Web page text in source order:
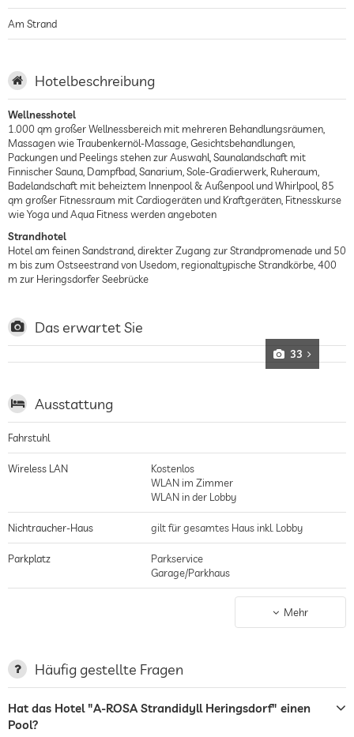
Am Strand
Hotelbeschreibung
Wellnesshotel
1.000 qm großer Wellnessbereich mit mehreren Behandlungsräumen,
Massagen wie Traubenkernöl-Massage, Gesichtsbehandlungen,
Packungen und Peelings stehen zur Auswahl, Saunalandschaft mit
Finnischer Sauna, Dampfbad, Sanarium, Sole-Gradierwerk, Ruheraum,
Badelandschaft mit beheiztem Innenpool & Außenpool und Whirlpool, 85
qm großer Fitnessraum mit Cardiogeräten und Kraftgeräten, Fitnesskurse
wie Yoga und Aqua Fitness werden angeboten
Strandhotel
Hotel am feinen Sandstrand, direkter Zugang zur Strandpromenade und 50
m bis zum Ostseestrand von Usedom, regionaltypische Strandkörbe, 400
m zur Heringsdorfer Seebrücke
Das erwartet Sie
33
Ausstattung
Fahrstuhl
Wireless LAN
Kostenlos
WLAN im Zimmer
WLAN in der Lobby
Nichtraucher-Haus gilt für gesamtes Haus inkl. Lobby
Parkplatz
Parkservice
Garage/Parkhaus
Garten/Außenbereich
Bar
Mehr
Häufig gestellte Fragen
Hat das Hotel "A-ROSA Strandidyll Heringsdorf" einen
Pool?